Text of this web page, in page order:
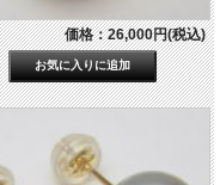
価格：26,000円(税込)